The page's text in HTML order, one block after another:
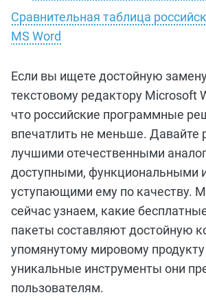
Сравнительная таблица
MS Word
Если вы ищете достойную
текстовому редактору Microsoft
что российские программные
впечатлить не меньше. Давайте
лучшими отечественными
доступными, функциональными
уступающими ему по качеству.
сейчас узнаем, какие
пакеты составляют достойную
упомянутому мировому
уникальные инструменты они
пользователям.